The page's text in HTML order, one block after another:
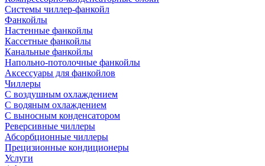
Системы чиллер-фанкойл
Фанкойлы
Настенные фанкойлы
Кассетные фанкойлы
Канальные фанкойлы
Напольно-потолочные фанкойлы
Аксессуары для фанкойлов
Чиллеры
С воздушным охлаждением
С водяным охлаждением
С выносным конденсатором
Реверсивные чиллеры
Абсорбционные чиллеры
Прецизионные кондиционеры
Услуги